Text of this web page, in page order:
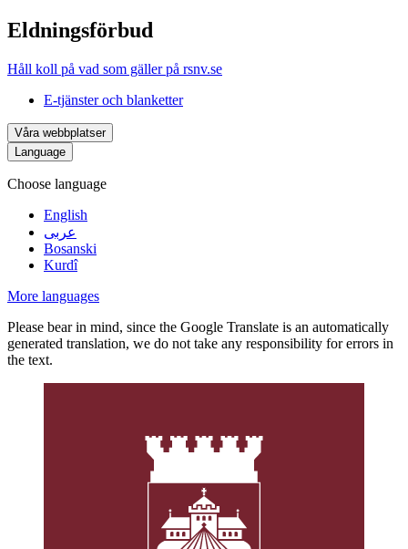
Eldningsförbud
Håll koll på vad som gäller på rsnv.se
E-tjänster och blanketter
Våra webbplatser
Language
Choose language
English
عربى
Bosanski
Kurdî
More languages
Please bear in mind, since the Google Translate is an automatically
generated translation, we do not take any responsibility for errors in
the text.